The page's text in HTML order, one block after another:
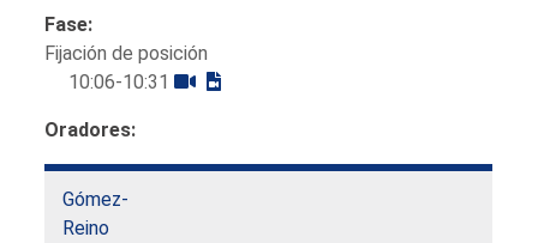
Fase:
Fijación de posición
10:06-10:31
Oradores:
Gómez-
Reino